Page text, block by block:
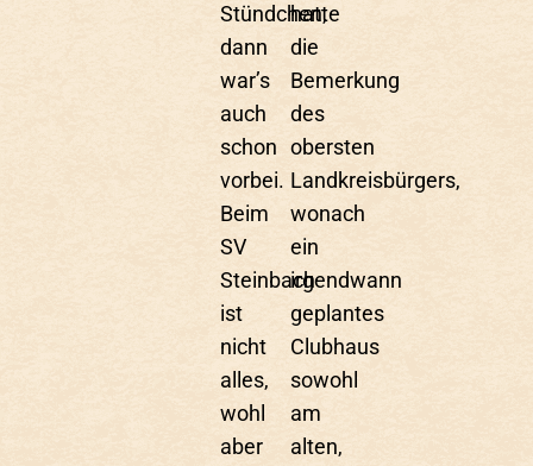
Stündchen,
dann
war’s
auch
schon
vorbei.
Beim
SV
Steinbach
ist
nicht
alles,
wohl
aber
hatte
die
Bemerkung
des
obersten
Landkreisbürgers,
wonach
ein
irgendwann
geplantes
Clubhaus
sowohl
am
alten,